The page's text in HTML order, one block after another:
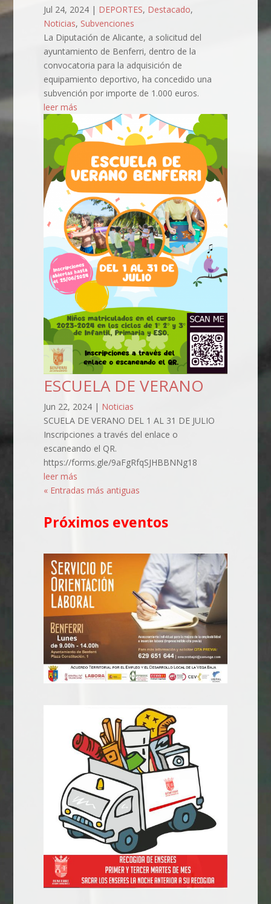
Jul 24, 2024 | DEPORTES, Destacado,
Noticias, Subvenciones
La Diputación de Alicante, a solicitud del
ayuntamiento de Benferri, dentro de la
convocatoria para la adquisición de
equipamiento deportivo, ha concedido una
subvención por importe de 1.000 euros.
leer más
ESCUELA DE VERANO
Jun 22, 2024 | Noticias
SCUELA DE VERANO DEL 1 AL 31 DE JULIO
Inscripciones a través del enlace o
escaneando el QR.
https://forms.gle/9aFgRfqSJHBBNNg18
leer más
« Entradas más antiguas
Próximos eventos